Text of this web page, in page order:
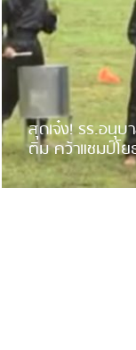
สุดเจ๋ง! รร.อนุบ
ติม คว้าแชมป์โ